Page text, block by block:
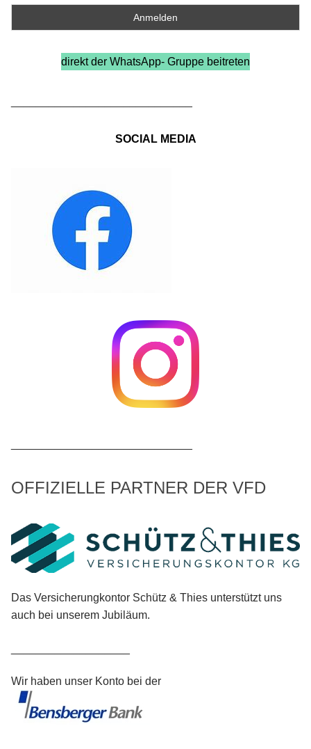
direkt der WhatsApp- Gruppe beitreten
SOCIAL MEDIA
OFFIZIELLE PARTNER DER VFD
Das Versicherungkontor Schütz & Thies unterstützt uns
auch bei unserem Jubiläum.
Wir haben unser Konto bei der